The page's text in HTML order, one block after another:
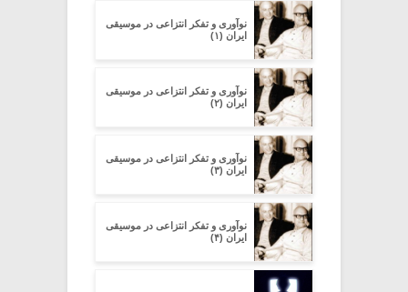
نوآوری و تفکر انتزاعی در موسیقی
ایران (۱)
نوآوری و تفکر انتزاعی در موسیقی
ایران (۲)
نوآوری و تفکر انتزاعی در موسیقی
ایران (۳)
نوآوری و تفکر انتزاعی در موسیقی
ایران (۴)